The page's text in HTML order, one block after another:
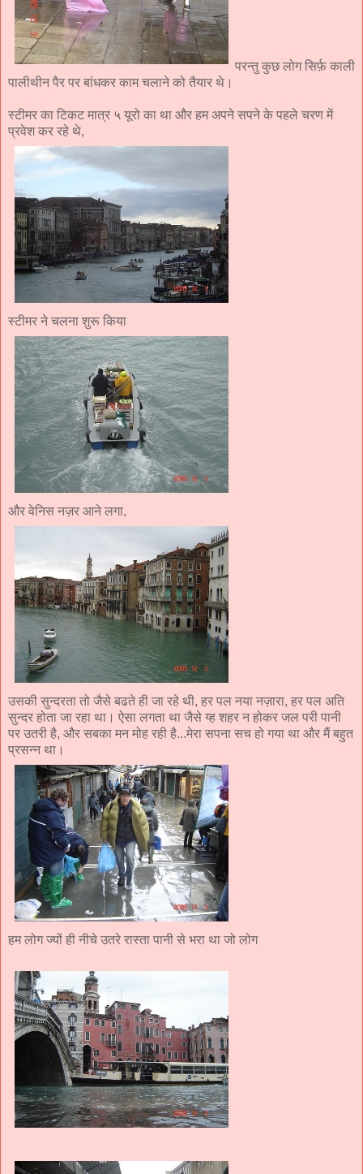
परन्तु कुछ लोग सिर्फ़ काली
पालीथीन पैर पर बांधकर काम चलाने को तैयार थे।
स्टीमर का टिकट मात्र ५ यूरो का था और हम अपने सपने के पहले चरण में
प्रवेश कर रहे थे,
स्टीमर ने चलना शुरू किया
और वेनिस नज़र आने लगा,
उसकी सुन्दरता तो जैसे बढते ही जा रहे थी, हर पल नया नज़ारा, हर पल अति
सुन्दर होता जा रहा था। ऐसा लगता था जैसे य्ह शहर न होकर जल परी पानी
पर उतरी है, और सबका मन मोह रही है...मेरा सपना सच हो गया था और मैं बहुत
प्रसन्न था।
हम लोग ज्यों ही नीचे उतरे रास्ता पानी से भरा था जो लोग